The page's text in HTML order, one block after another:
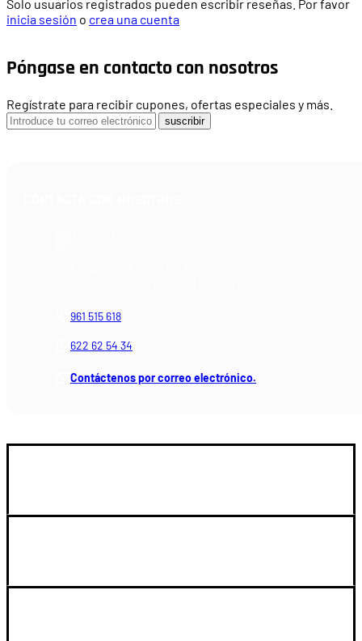
Solo usuarios registrados pueden escribir reseñas. Por favor
inicia sesión o crea una cuenta
Póngase en contacto con nosotros
Regístrate para recibir cupones, ofertas especiales y más.
suscribir
961 515 618
622 62 54 34
Contáctenos por correo electrónico.